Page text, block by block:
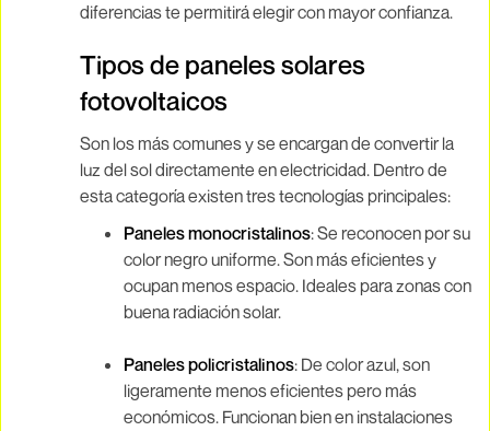
diferencias te permitirá elegir con mayor confianza.
Tipos de paneles solares
fotovoltaicos
Son los más comunes y se encargan de convertir la
luz del sol directamente en electricidad. Dentro de
esta categoría existen tres tecnologías principales:
Paneles monocristalinos: Se reconocen por su
color negro uniforme. Son más eficientes y
ocupan menos espacio. Ideales para zonas con
buena radiación solar.
Paneles policristalinos: De color azul, son
ligeramente menos eficientes pero más
económicos. Funcionan bien en instalaciones